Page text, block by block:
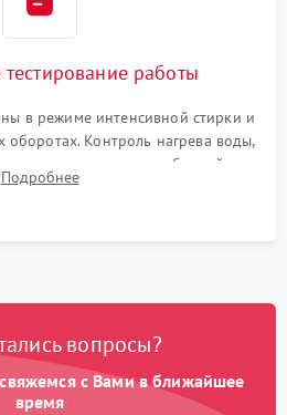
работы
в режиме интенсивной стирки и
Контроль нагрева воды,
излишних вибраций,
и протечек под корпусом.
Подробнее
вопросы?
с Вами в ближайшее
время